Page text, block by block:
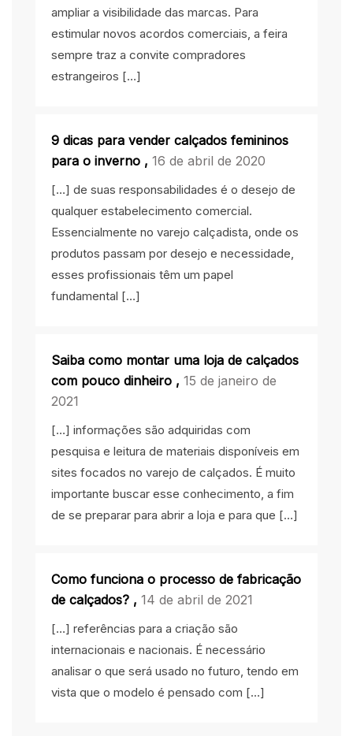
ampliar a visibilidade das marcas. Para
estimular novos acordos comerciais, a feira
sempre traz a convite compradores
estrangeiros […]
9 dicas para vender calçados femininos
para o inverno , 16 de abril de 2020
[…] de suas responsabilidades é o desejo de
qualquer estabelecimento comercial.
Essencialmente no varejo calçadista, onde os
produtos passam por desejo e necessidade,
esses profissionais têm um papel
fundamental […]
Saiba como montar uma loja de calçados
com pouco dinheiro , 15 de janeiro de
2021
[…] informações são adquiridas com
pesquisa e leitura de materiais disponíveis em
sites focados no varejo de calçados. É muito
importante buscar esse conhecimento, a fim
de se preparar para abrir a loja e para que […]
Como funciona o processo de fabricação
de calçados? , 14 de abril de 2021
[…] referências para a criação são
internacionais e nacionais. É necessário
analisar o que será usado no futuro, tendo em
vista que o modelo é pensado com […]